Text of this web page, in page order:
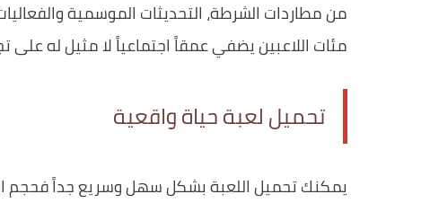
من مطاردات الشرطة، التحديثات الموسمية
مئات اللاعبين يضفي عمقاً اجتماعياً لا مثيل له على
تحميل لعبة حياة واقعية
يمكنك تحميل اللعبة بشكل سهل وسريع جداً فحجم